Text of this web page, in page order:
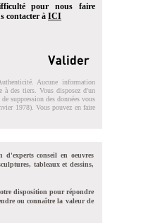
pour nous faire
contacter à ICI
Aucune information
à des tiers. Vous disposez d'un
suppression des données vous
1978). Vous pouvez en faire
d'experts conseil en oeuvres
tableaux et dessins,
disposition pour répondre
ou connaître la valeur de